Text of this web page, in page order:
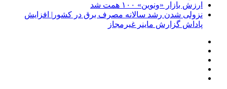
ارزش بازار «ونوین» ۱۰۰ همت شد
نزولی شدن رشد سالانه مصرف برق در کشور| افزایش
پاداش گزارش ماینر غیرمجاز